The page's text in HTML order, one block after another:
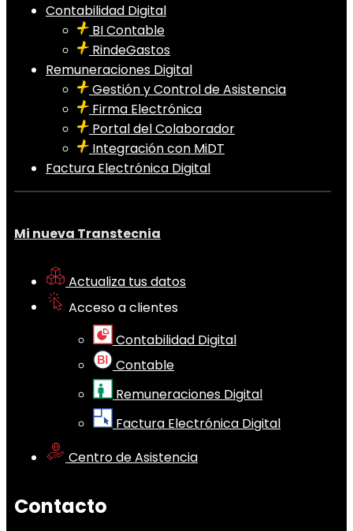
Contabilidad Digital
BI Contable
RindeGastos
Remuneraciones Digital
Gestión y Control de Asistencia
Firma Electrónica
Portal del Colaborador
Integración con MiDT
Factura Electrónica Digital
Mi nueva Transtecnia
Actualiza tus datos
Acceso a clientes
Contabilidad Digital
Contable
Remuneraciones Digital
Factura Electrónica Digital
Centro de Asistencia
Contacto